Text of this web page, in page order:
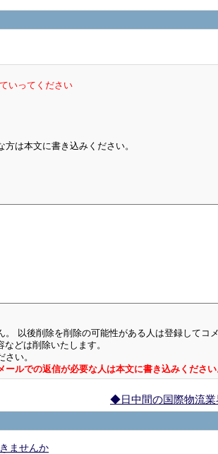
いってください
は本文に書き込みください。
以後削除を削除の可能性がある人は登録してコ
どは削除いたします。
い。
ルでの返信が必要な人は本文に書き込みください
◆日中間の国際物流業
ませんか